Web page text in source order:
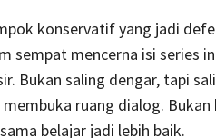
konservatif yang jadi
sempat mencerna isi series
Bukan saling dengar, tapi
ruang dialog. Bukan
belajar jadi lebih baik.